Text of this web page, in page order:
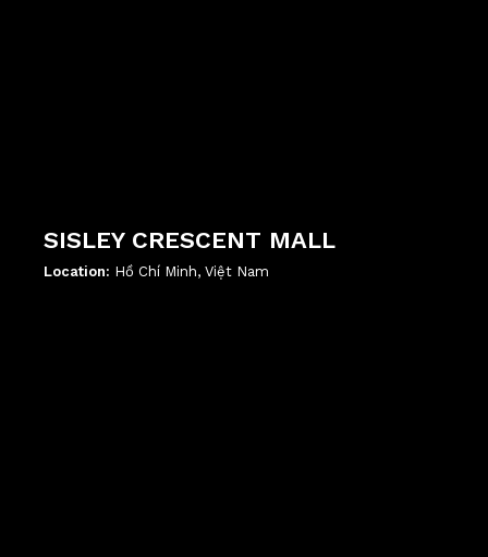
SISLEY CRESCENT MALL
Location: Hồ Chí Minh, Việt Nam